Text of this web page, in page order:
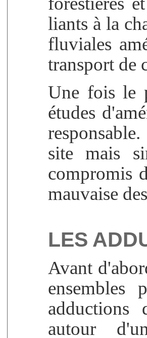
liants à la
fluviales
transport de
Une fois le
études
site mais
compromis
mauvaise
LES
Avant
ensembles
adductions
autour